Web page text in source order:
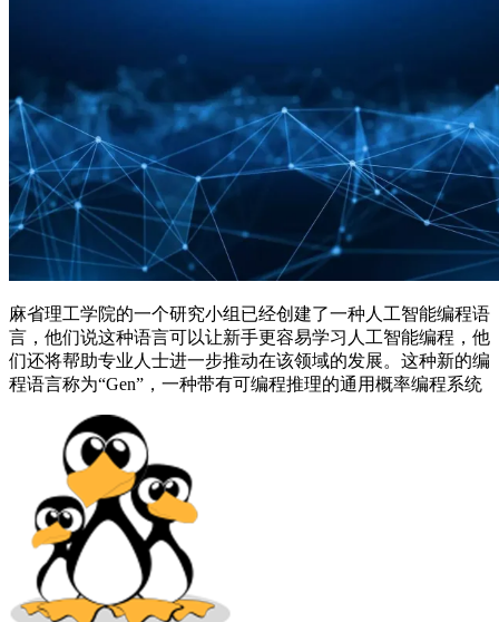
麻省理工学院的一个研究小组已经创建了一种人工智能编程语
言，他们说这种语言可以让新手更容易学习人工智能编程，他
们还将帮助专业人士进一步推动在该领域的发展。这种新的编
程语言称为“Gen”，一种带有可编程推理的通用概率编程系统